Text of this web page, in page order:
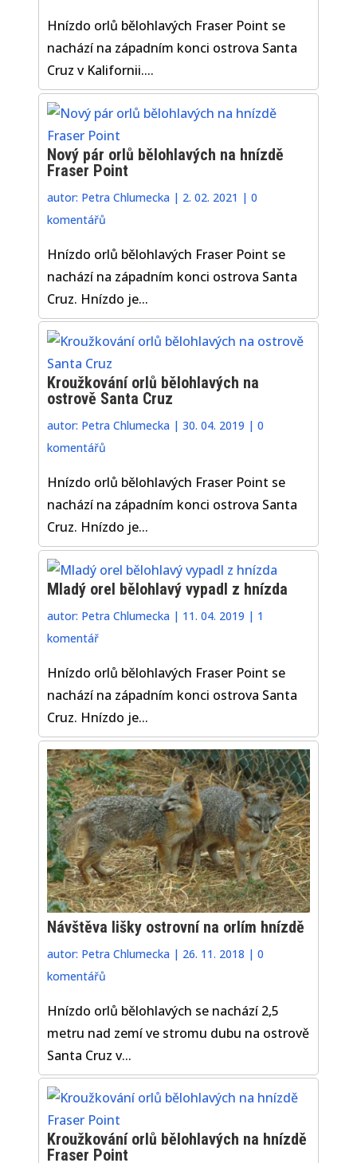
Hnízdo orlů bělohlavých Fraser Point se
nachází na západním konci ostrova Santa
Cruz v Kalifornii....
Nový pár orlů bělohlavých na hnízdě
Fraser Point
autor: Petra Chlumecka | 2. 02. 2021 |0
komentářů
Hnízdo orlů bělohlavých Fraser Point se
nachází na západním konci ostrova Santa
Cruz. Hnízdo je...
Kroužkování orlů bělohlavých na
ostrově Santa Cruz
autor: Petra Chlumecka |30. 04. 2019 |0
komentářů
Hnízdo orlů bělohlavých Fraser Point se
nachází na západním konci ostrova Santa
Cruz. Hnízdo je...
Mladý orel bělohlavý vypadl z hnízda
autor: Petra Chlumecka | 11. 04. 2019 | 1
komentář
Hnízdo orlů bělohlavých Fraser Point se
nachází na západním konci ostrova Santa
Cruz. Hnízdo je...
Návštěva lišky ostrovní na orlím hnízdě
autor: Petra Chlumecka | 26. 11. 2018 |0
komentářů
Hnízdo orlů bělohlavých se nachází 2,5
metru nad zemí ve stromu dubu na ostrově
Santa Cruz v...
Kroužkování orlů bělohlavých na hnízdě
Fraser Point